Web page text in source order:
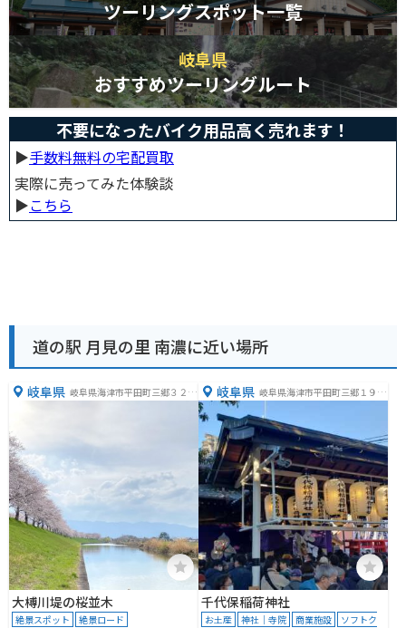
ツーリングスポット一覧
岐阜県
おすすめツーリングルート
不要になったバイク用品高く売れます！
▶︎手数料無料の宅配買取
実際に売ってみた体験談
▶︎こちら
道の駅 月見の里 南濃に近い場所
岐阜県 岐阜県海津市平田町三郷３２８
大榑川堤の桜並木
絶景スポット 絶景ロード
岐阜県 岐阜県海津市平田町三郷１９８
千代保稲荷神社
お土産 神社｜寺院 商業施設
ソフトク